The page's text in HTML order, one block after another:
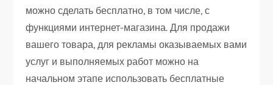
можно сделать бесплатно, в том числе, с
функциями интернет-магазина. Для продажи
вашего товара, для рекламы оказываемых вами
услуг и выполняемых работ можно на
начальном этапе использовать бесплатные